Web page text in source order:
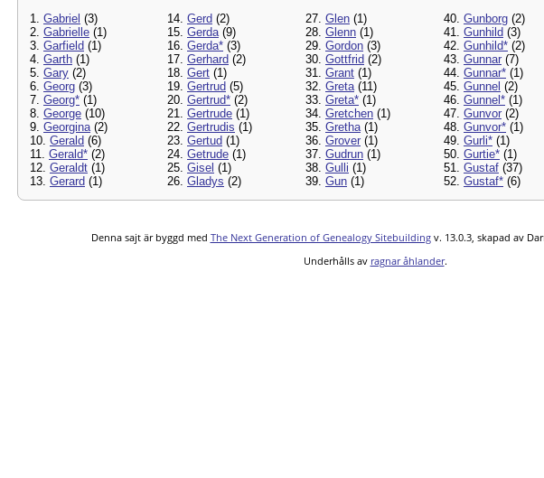
1. Gabriel (3)
2. Gabrielle (1)
3. Garfield (1)
4. Garth (1)
5. Gary (2)
6. Georg (3)
7. Georg* (1)
8. George (10)
9. Georgina(2)
10. Gerald (6)
11. Gerald* (2)
12. Geraldt (1)
13. Gerard (1)
14. Gerd (2)
15. Gerda(9)
16. Gerda* (3)
17. Gerhard (2)
18. Gert (1)
19. Gertrud (5)
20. Gertrud* (2)
21. Gertrude (1)
22. Gertrudis (1)
23. Gertud (1)
24. Getrude (1)
25. Gisel (1)
26. Gladys (2)
27. Glen (1)
28. Glenn (1)
29. Gordon (3)
30. Gottfrid (2)
31. Grant (1)
32. Greta(11)
33. Greta* (1)
34. Gretchen (1)
35. Gretha(1)
36. Grover (1)
37. Gudrun (1)
38. Gulli (1)
39. Gun (1)
40. Gunborg (2)
41. Gunhild (3)
42. Gunhild* (2)
43. Gunnar (7)
44. Gunnar* (1)
45. Gunnel (2)
46. Gunnel* (1)
47. Gunvor (2)
48. Gunvor* (1)
49. Gurli* (1)
50. Gurtie* (1)
51. Gustaf (37)
52. Gustaf* (6)
Denna sajt är byggd med The Next Generation of Genealogy Sitebuildingv. 13.0.3, skapad av
Underhålls av ragnar åhlander.